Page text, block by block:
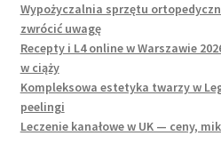
Wypożyczalnia sprzętu
zwrócić uwagę
Recepty i L4 online w Warszawie
w ciąży
Kompleksowa estetyka twarzy w
peelingi
Leczenie kanałowe w UK — ceny,